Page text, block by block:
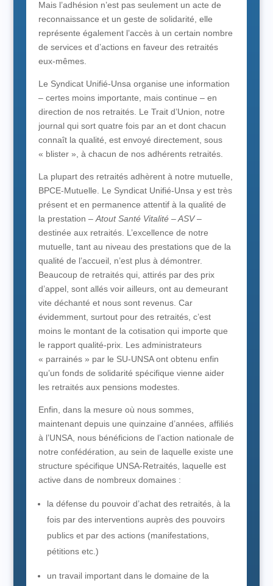
Mais l’adhésion n’est pas seulement un acte de
reconnaissance et un geste de solidarité, elle
représente également l’accès à un certain nombre
de services et d’actions en faveur des retraités
eux-mêmes.
Le Syndicat Unifié-Unsa organise une information
– certes moins importante, mais continue – en
direction de nos retraités. Le Trait d’Union, notre
journal qui sort quatre fois par an et dont chacun
connaît la qualité, est envoyé directement, sous
« blister », à chacun de nos adhérents retraités.
La plupart des retraités adhèrent à notre mutuelle,
BPCE-Mutuelle. Le Syndicat Unifié-Unsa y est très
présent et en permanence attentif à la qualité de
la prestation – Atout Santé Vitalité – ASV–
destinée aux retraités. L’excellence de notre
mutuelle, tant au niveau des prestations que de la
qualité de l’accueil, n’est plus à démontrer.
Beaucoup de retraités qui, attirés par des prix
d’appel, sont allés voir ailleurs, ont au demeurant
vite déchanté et nous sont revenus. Car
évidemment, surtout pour des retraités, c’est
moins le montant de la cotisation qui importe que
le rapport qualité-prix. Les administrateurs
« parrainés » par le SU-UNSA ont obtenu enfin
qu’un fonds de solidarité spécifique vienne aider
les retraités aux pensions modestes.
Enfin, dans la mesure où nous sommes,
maintenant depuis une quinzaine d’années, affiliés
à l’UNSA, nous bénéficions de l’action nationale de
notre confédération, au sein de laquelle existe une
structure spécifique UNSA-Retraités, laquelle est
active dans de nombreux domaines :
la défense du pouvoir d’achat des retraités, à la
fois par des interventions auprès des pouvoirs
publics et par des actions (manifestations,
pétitions etc.)
un travail important dans le domaine de la